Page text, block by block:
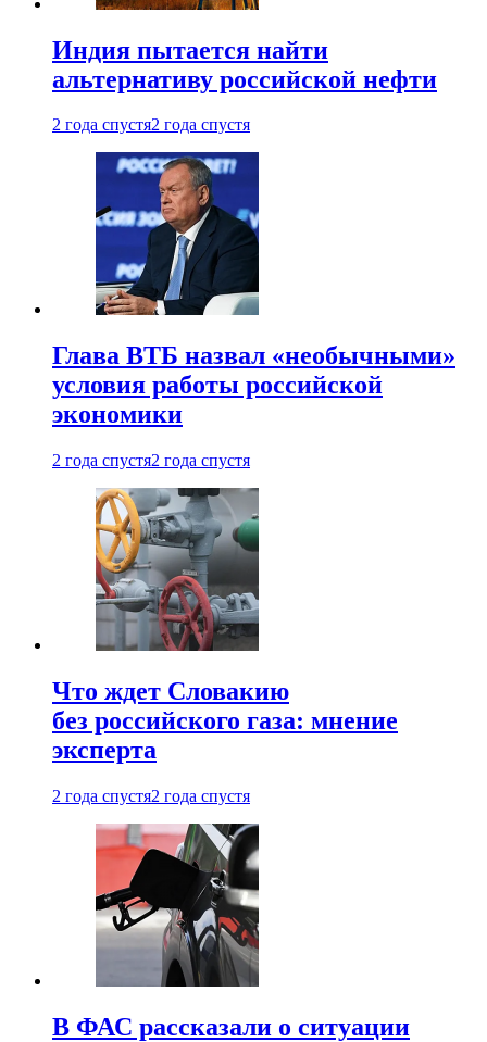
Индия пытается найти
альтернативу российской нефти
2 года спустя2 года спустя
Глава ВТБ назвал «необычными»
условия работы российской
экономики
2 года спустя2 года спустя
Что ждет Словакию
без российского газа: мнение
эксперта
2 года спустя2 года спустя
В ФАС рассказали о ситуации